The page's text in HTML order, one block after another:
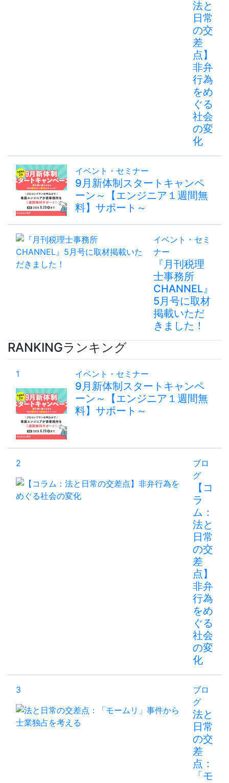
法と
日常
の交
差
点】
非弁
行為
をめ
ぐる
社会
の変
化
イベント・セミナー
9月新体制スタートキャンペ
ーン～【エンジニア１週間無
料】サポート～
イベント・セミ
ナー
『月刊税理
士事務所
CHANNEL』
5月号に取材
掲載いただ
きました！
RANKINGランキング
1 イベント・セミナー
9月新体制スタートキャンペ
ーン～【エンジニア１週間無
料】サポート～
2
ブロ
グ
【コ
ラ
ム：
法と
日常
の交
差
点】
非弁
行為
をめ
ぐる
社会
の変
化
3
ブロ
グ
法と
日常
の交
差
点：
「モ